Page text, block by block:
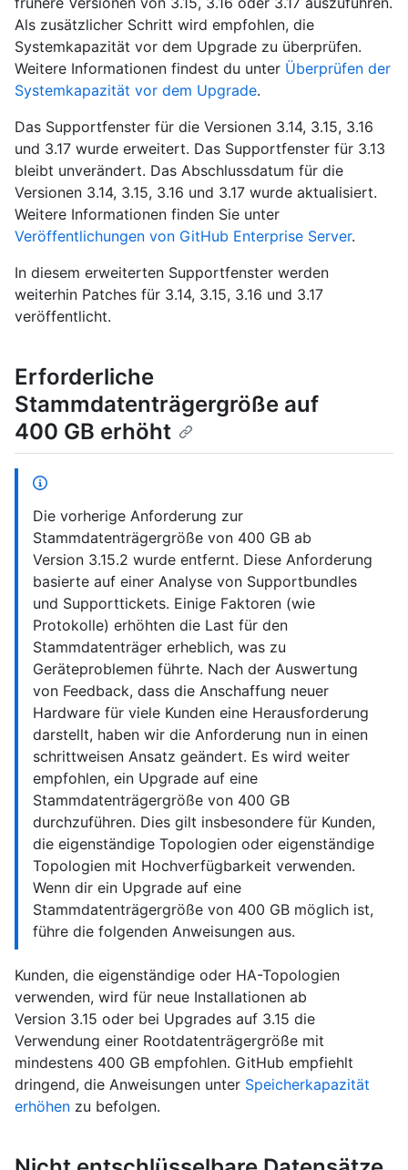
Als zusätzlicher Schritt wird empfohlen, die
Systemkapazität vor dem Upgrade zu überprüfen.
Weitere Informationen findest du unter Überprüfen der
Systemkapazität vor dem Upgrade.
Das Supportfenster für die Versionen 3.14, 3.15, 3.16
und 3.17 wurde erweitert. Das Supportfenster für 3.13
bleibt unverändert. Das Abschlussdatum für die
Versionen 3.14, 3.15, 3.16 und 3.17 wurde aktualisiert.
Weitere Informationen finden Sie unter
Veröffentlichungen von GitHub Enterprise Server.
In diesem erweiterten Supportfenster werden
weiterhin Patches für 3.14, 3.15, 3.16 und 3.17
veröffentlicht.
Erforderliche
Stammdatenträgergröße auf
400 GB erhöht
Die vorherige Anforderung zur
Stammdatenträgergröße von 400 GB ab
Version 3.15.2 wurde entfernt. Diese Anforderung
basierte auf einer Analyse von Supportbundles
und Supporttickets. Einige Faktoren (wie
Protokolle) erhöhten die Last für den
Stammdatenträger erheblich, was zu
Geräteproblemen führte. Nach der Auswertung
von Feedback, dass die Anschaffung neuer
Hardware für viele Kunden eine Herausforderung
darstellt, haben wir die Anforderung nun in einen
schrittweisen Ansatz geändert. Es wird weiter
empfohlen, ein Upgrade auf eine
Stammdatenträgergröße von 400 GB
durchzuführen. Dies gilt insbesondere für Kunden,
die eigenständige Topologien oder eigenständige
Topologien mit Hochverfügbarkeit verwenden.
Wenn dir ein Upgrade auf eine
Stammdatenträgergröße von 400 GB möglich ist,
führe die folgenden Anweisungen aus.
Kunden, die eigenständige oder HA-Topologien
verwenden, wird für neue Installationen ab
Version 3.15 oder bei Upgrades auf 3.15 die
Verwendung einer Rootdatenträgergröße mit
mindestens 400 GB empfohlen. GitHub empfiehlt
dringend, die Anweisungen unter Speicherkapazität
erhöhen zu befolgen.